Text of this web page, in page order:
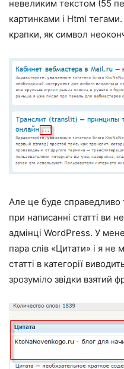
невеликим текстом (55
картинками і Html
крапки, як символ
Але це буде справедливо
при написанні статті ви
адмінці WordPress. У
пара слів «Цитати» і я не
статті в категорії
зрозуміло звідки взятий